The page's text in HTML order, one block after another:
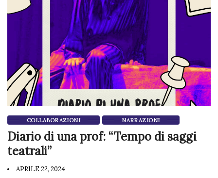
COLLABORAZIONI NARRAZIONI
Diario di una prof: “Tempo di saggi
teatrali”
APRILE 22, 2024